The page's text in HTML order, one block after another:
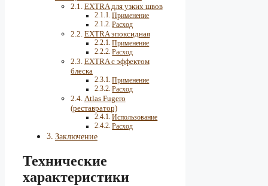
EXTRA для узких швов
Применение
Расход
EXTRA эпоксидная
Применение
Расход
EXTRA c эффектом
блеска
Применение
Расход
Atlas Fugero
(реставратор)
Использование
Расход
Заключение
Технические
характеристики